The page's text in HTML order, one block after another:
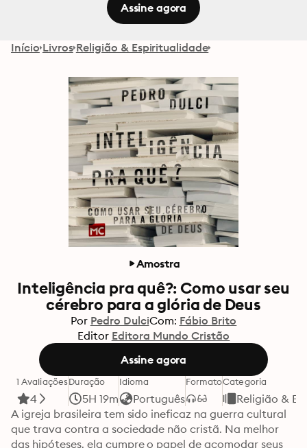
Assine agora
Início Livros Religião & Espiritualidade
Amostra
Inteligência pra quê?: Como usar seu
cérebro para a glória de Deus
Por Pedro DulciCom: Fábio Brito
Editor Editora Mundo Cristão
Assine agora
1 Avaliações
4
Duração
5H 19m
Idioma
Português
FormatoCategoria
Religião &
A igreja brasileira tem sido ineficaz na guerra cultural
que trava contra a sociedade não cristã. Na melhor
das hipóteses, ela cumpre o papel de acomodar seus